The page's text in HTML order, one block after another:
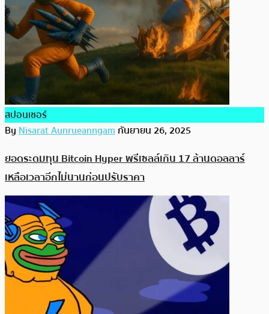
สปอนเซอร์
ByNisarat Aunrueanngamกันยายน 26, 2025
ยอดระดมทุน Bitcoin Hyper พรีเซลล์เกิน 17 ล้านดอลลาร์
เหลือเวลาอีกไม่นานก่อนปรับราคา